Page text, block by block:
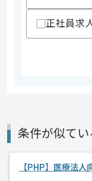
正社員求
条件が似て
【PHP】医療法人